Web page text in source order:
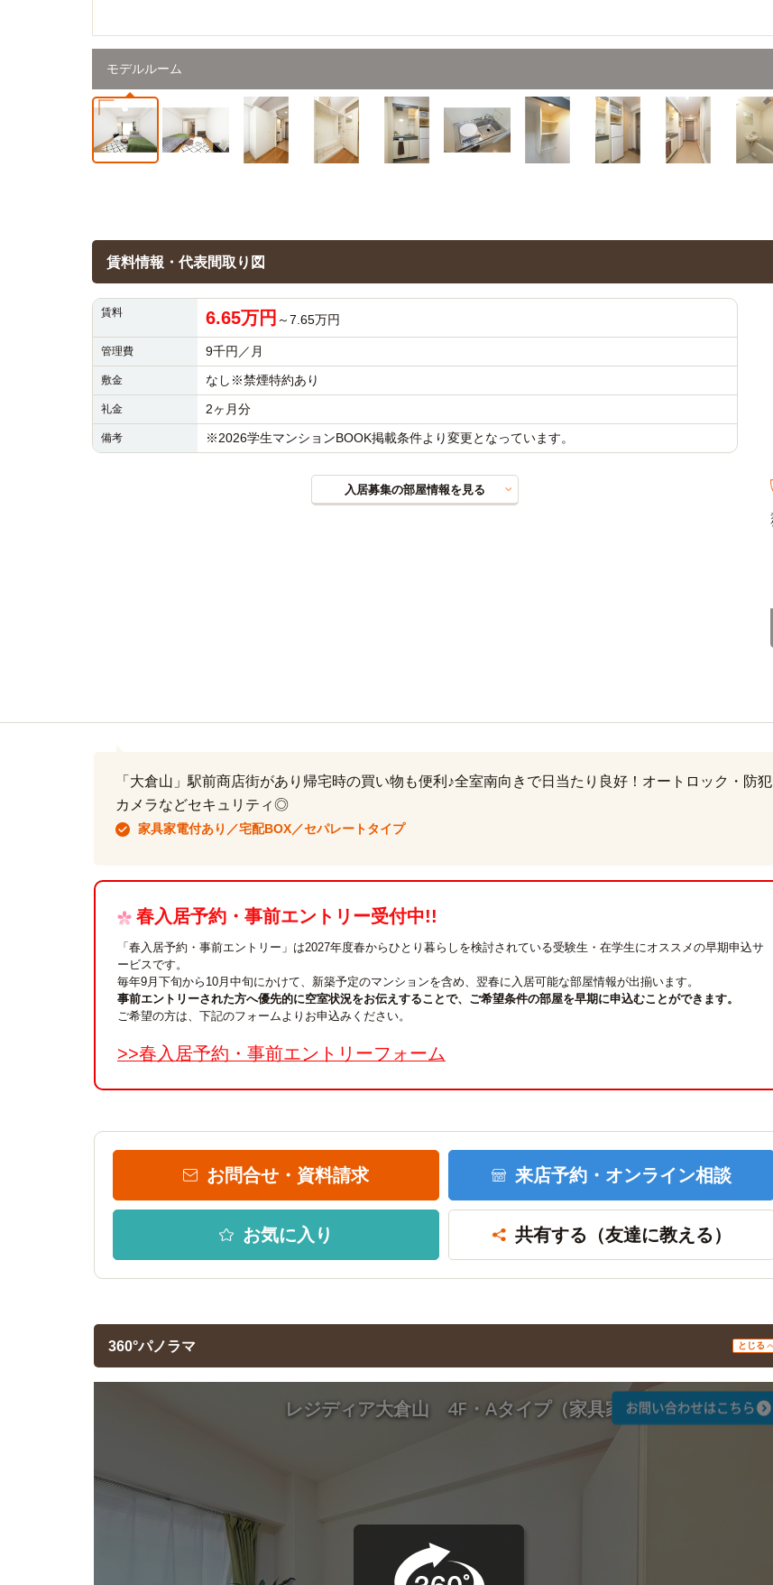
モデルルーム
賃料情報・代表間取り図
賃料 6.65万円 ～7.65万円
管理費 9千円／月
敷金 なし※禁煙特約あり
礼金 2ヶ月分
備考 ※2026学生マンションBOOK掲載条件より変更となっています。
入居募集の部屋情報を見る
「大倉山」駅前商店街があり帰宅時の買い物も便利♪全室南向きで日当たり良好！オートロック・防犯
カメラなどセキュリティ◎
家具家電付あり／宅配BOX／セパレートタイプ
春入居予約・事前エントリー受付中!!
「春入居予約・事前エントリー」は2027年度春からひとり暮らしを検討されている受験生・在学生にオススメの早期申込サ
ービスです。
毎年9月下旬から10月中旬にかけて、新築予定のマンションを含め、翌春に入居可能な部屋情報が出揃います。
事前エントリーされた方へ優先的に空室状況をお伝えすることで、ご希望条件の部屋を早期に申込むことができます。
ご希望の方は、下記のフォームよりお申込みください。
>>春入居予約・事前エントリーフォーム
お問合せ・資料請求 来店予約・ オンライン相談
お気に入り 共有する （友達に教える）
360°パノラマ とじる